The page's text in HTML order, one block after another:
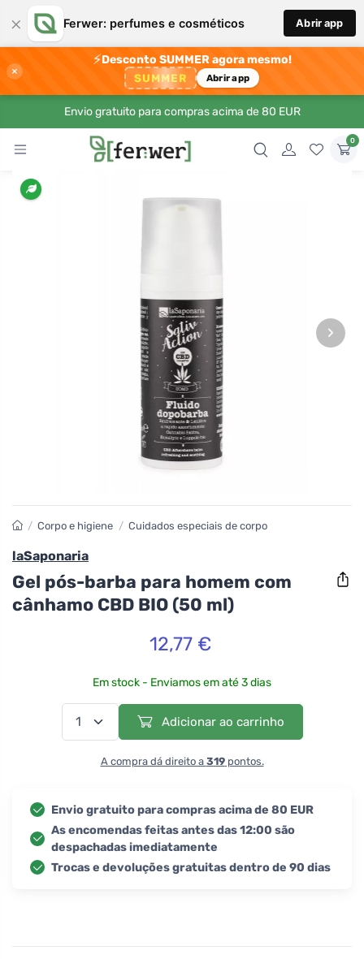
× Ferwer: perfumes e cosméticos Abrir app
×
⚡Desconto SUMMER agora mesmo!
SUMMER Abrir app
Envio gratuito para compras acima de 80 EUR
0
›
/ Corpo e higiene / Cuidados especiais de corpo
laSaponaria
Gel pós-barba para homem com
cânhamo CBD BIO (50 ml)
12,77 €
Em stock - Enviamos em até 3 dias
Adicionar ao carrinho
A compra dá direito a 319pontos.
Envio gratuito para compras acima de 80 EUR
As encomendas feitas antes das 12:00 são
despachadas imediatamente
Trocas e devoluções gratuitas dentro de 90 dias